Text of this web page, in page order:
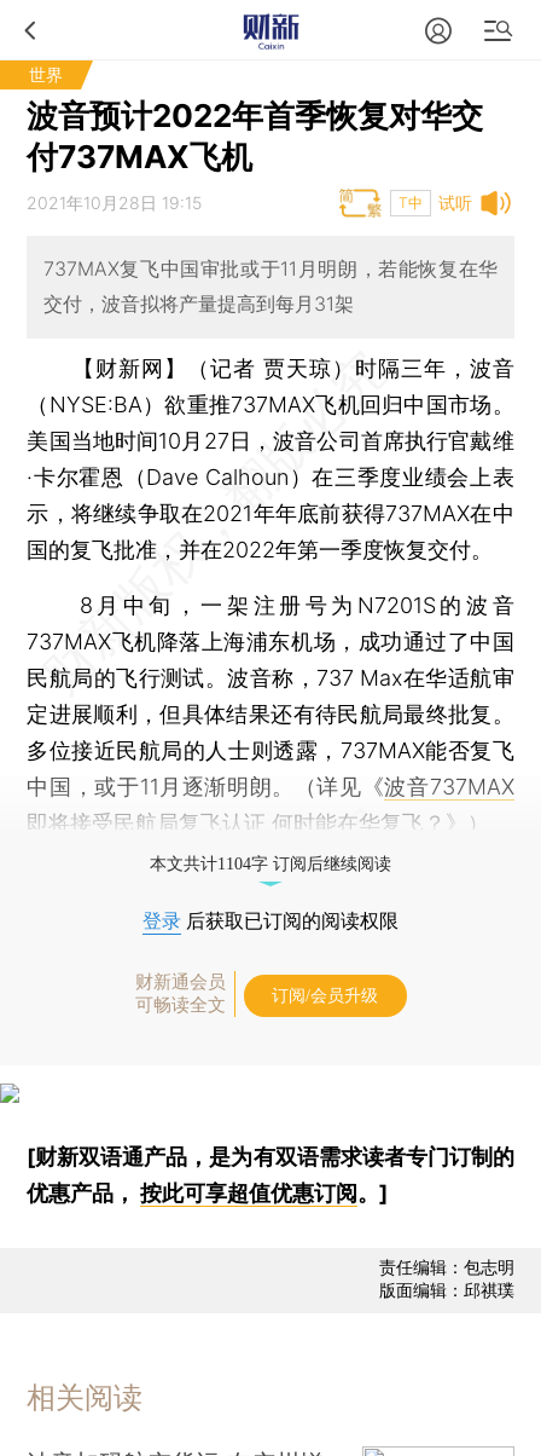
世界
波音预计2022年首季恢复对华交
付737MAX飞机
试听
2021年10月28日 19:15 T中
737MAX复飞中国审批或于11月明朗，若能恢复在华
交付，波音拟将产量提高到每月31架
【财新网】（记者 贾天琼） 时隔三年，波音
（NYSE:BA）欲重推737MAX飞机回归中国市场。
美国当地时间10月27日，波音公司首席执行官戴维
·卡尔霍恩（Dave Calhoun）在三季度业绩会上表
示，将继续争取在2021年年底前获得737MAX在中
国的复飞批准，并在2022年第一季度恢复交付。
8月中旬，一架注册号为N7201S的波音
737MAX飞机降落上海浦东机场，成功通过了中国
民航局的飞行测试。波音称，737 Max在华适航审
定进展顺利，但具体结果还有待民航局最终批复。
多位接近民航局的人士则透露，737MAX能否复飞
中国，或于11月逐渐明朗。（详见《波音737MAX
即将接受民航局复飞认证 何时能在华复飞？ 》）
本文共计1104字 订阅后继续阅读
登录 后获取已订阅的阅读权限
财新通会员
可畅读全文
订阅/会员升级
[财新双语通产品，是为有双语需求读者专门订制的
优惠产品，按此可享超值优惠订阅 。]
责任编辑：包志明
版面编辑：邱祺璞
相关阅读